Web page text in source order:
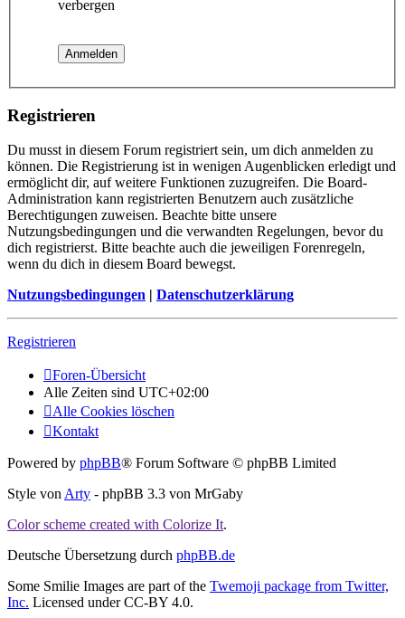
verbergen
Registrieren
Du musst in diesem Forum registriert sein, um dich anmelden zu
können. Die Registrierung ist in wenigen Augenblicken erledigt und
ermöglicht dir, auf weitere Funktionen zuzugreifen. Die Board-
Administration kann registrierten Benutzern auch zusätzliche
Berechtigungen zuweisen. Beachte bitte unsere
Nutzungsbedingungen und die verwandten Regelungen, bevor du
dich registrierst. Bitte beachte auch die jeweiligen Forenregeln,
wenn du dich in diesem Board bewegst.
Nutzungsbedingungen | Datenschutzerklärung
Registrieren
Foren-Übersicht
Alle Zeiten sind UTC+02:00
Alle Cookies löschen
Kontakt
Powered by phpBB® Forum Software © phpBB Limited
Style vonArty - phpBB 3.3 von MrGaby
Color scheme created with Colorize It.
Deutsche Übersetzung durch phpBB.de
Some Smilie Images are part of the Twemoji package from Twitter,
Inc. Licensed under CC-BY 4.0.